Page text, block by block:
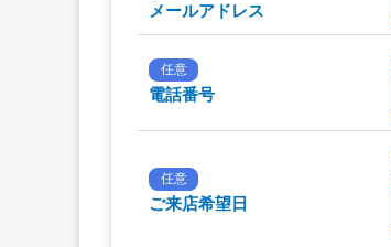
メールアドレス
任意
電話番号
任意
ご来店希望日